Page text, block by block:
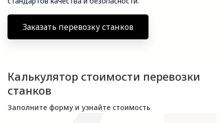
Заказать перевозку станков
Калькулятор стоимости перевозки
станков
Заполните форму и узнайте стоимость